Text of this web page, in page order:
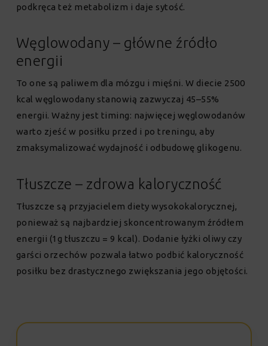
podkręca też metabolizm i daje sytość.
Węglowodany – główne źródło
energii
To one są paliwem dla mózgu i mięśni. W diecie 2500
kcal węglowodany stanowią zazwyczaj 45–55%
energii. Ważny jest timing: najwięcej węglowodanów
warto zjeść w posiłku przed i po treningu, aby
zmaksymalizować wydajność i odbudowę glikogenu.
Tłuszcze – zdrowa kaloryczność
Tłuszcze są przyjacielem diety wysokokalorycznej,
ponieważ są najbardziej skoncentrowanym źródłem
energii (1g tłuszczu = 9 kcal). Dodanie łyżki oliwy czy
garści orzechów pozwala łatwo podbić kaloryczność
posiłku bez drastycznego zwiększania jego objętości.